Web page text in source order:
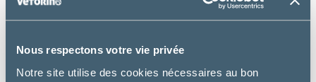
Nous respectons votre vie privée
Notre site utilise des cookies nécessaires au bon
VETGASTRIL PLUS – CHIEN, CHAT & NAC
à partir de
17.99€